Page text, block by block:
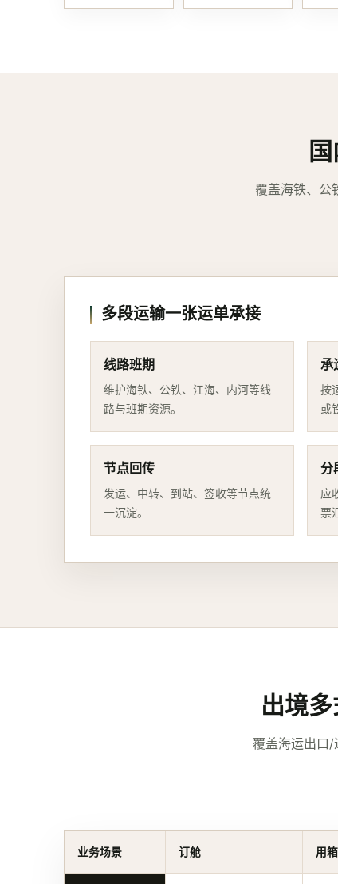
覆盖海铁、公
多段运输一张运单承接
线路班期
维护海铁、公铁、江海、内河等线
路与班期资源。
承
按
或
节点回传
发运、中转、到站、签收等节点统
一沉淀。
分
应
票
出境
覆盖海运出口/
业务场景 订舱 用